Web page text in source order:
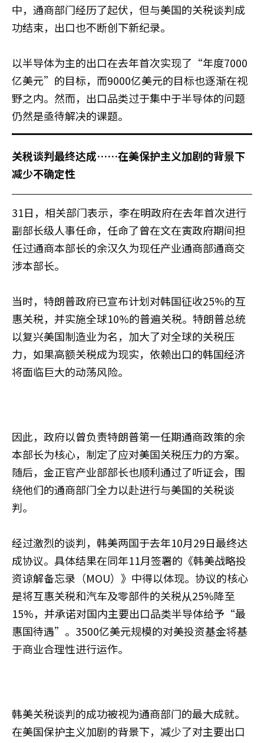
中，通商部门经历了起伏，但与美国的关税谈判成
功结束，出口也不断创下新纪录。
以半导体为主的出口在去年首次实现了“年度7000
亿美元”的目标，而9000亿美元的目标也逐渐在视
野之内。然而，出口品类过于集中于半导体的问题
仍然是亟待解决的课题。
关税谈判最终达成……在美保护主义加剧的背景下
减少不确定性
31日，相关部门表示，李在明政府在去年首次进行
副部长级人事任命，任命了曾在文在寅政府期间担
任过通商本部长的余汉久为现任产业通商部通商交
涉本部长。
当时，特朗普政府已宣布计划对韩国征收25%的互
惠关税，并实施全球10%的普遍关税。特朗普总统
以复兴美国制造业为名，加大了对全球的关税压
力，如果高额关税成为现实，依赖出口的韩国经济
将面临巨大的动荡风险。
因此，政府以曾负责特朗普第一任期通商政策的余
本部长为核心，制定了应对美国关税压力的方案。
随后，金正官产业部部长也顺利通过了听证会，围
绕他们的通商部门全力以赴进行与美国的关税谈
判。
经过激烈的谈判，韩美两国于去年10月29日最终达
成协议。具体结果在同年11月签署的《韩美战略投
资谅解备忘录（MOU）》中得以体现。协议的核心
是将互惠关税和汽车及零部件的关税从25%降至
15%，并承诺对国内主要出口品类半导体给予“最
惠国待遇”。3500亿美元规模的对美投资基金将基
于商业合理性进行运作。
韩美关税谈判的成功被视为通商部门的最大成就。
在美国保护主义加剧的背景下，减少了对主要出口